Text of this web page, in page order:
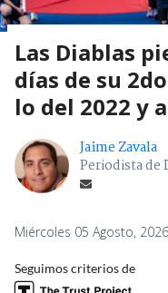
Las Diablas
días de su
lo del 2022 y
Jaime Zavala
Periodista de
Miércoles 05 Agosto,
Seguimos criterios de